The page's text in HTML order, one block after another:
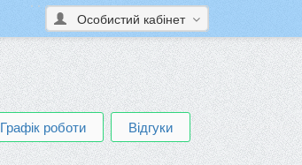
Особистий кабінет
Графік роботи Відгуки